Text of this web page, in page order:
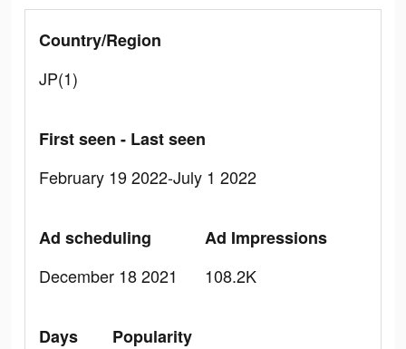
Country/Region
JP(1)
First seen - Last seen
February 19 2022-July 1 2022
Ad scheduling
December 18 2021
Ad Impressions
108.2K
Days
Popularity